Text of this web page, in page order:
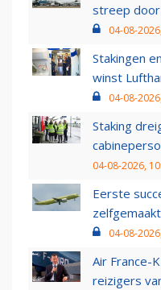
streep
04-08-
Stakingen
winst
04-08-
Staking
04-08-2026,
Eerste
04-08-
Air France-
reizigers